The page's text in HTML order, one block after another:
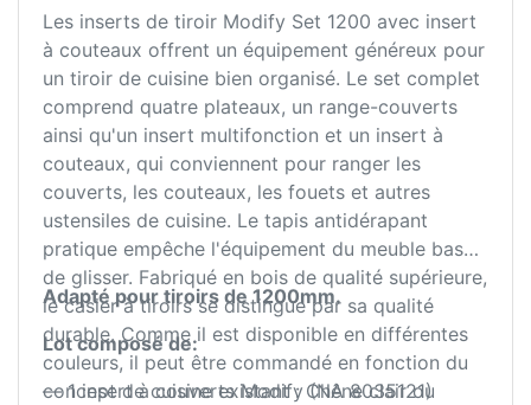
Les inserts de tiroir Modify Set 1200 avec insert
à couteaux offrent un équipement généreux pour
un tiroir de cuisine bien organisé. Le set complet
comprend quatre plateaux, un range-couverts
ainsi qu'un insert multifonction et un insert à
couteaux, qui conviennent pour ranger les
couverts, les couteaux, les fouets et autres
ustensiles de cuisine. Le tapis antidérapant
pratique empêche l'équipement du meuble bas
de glisser. Fabriqué en bois de qualité supérieure,
le casier à tiroirs se distingue par sa qualité
durable. Comme il est disponible en différentes
couleurs, il peut être commandé en fonction du
concept de cuisine existant : Chêne clair ou
Adapté pour tiroirs de 1200mm.
Lot composé de:
— 1 insert à couverts Modify (NA 8035121)